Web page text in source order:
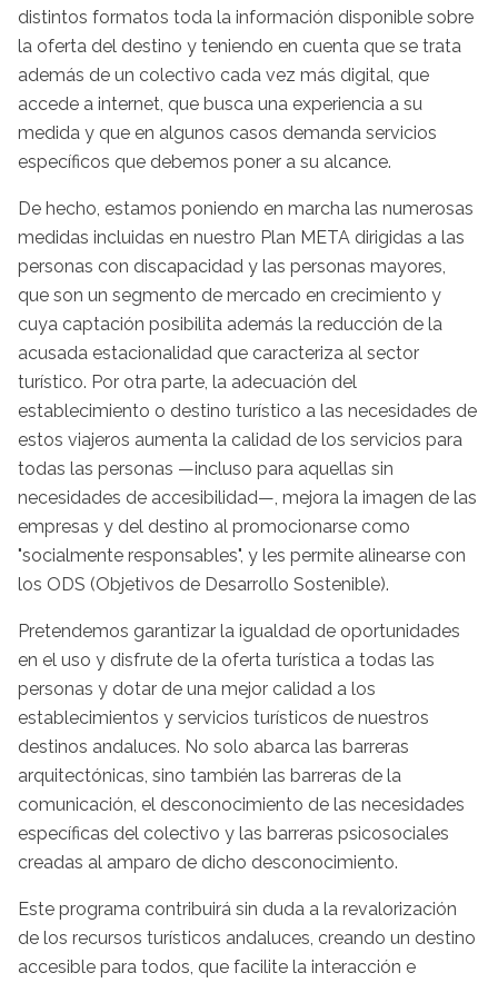
distintos formatos toda la información disponible sobre
la oferta del destino y teniendo en cuenta que se trata
además de un colectivo cada vez más digital, que
accede a internet, que busca una experiencia a su
medida y que en algunos casos demanda servicios
específicos que debemos poner a su alcance.
De hecho, estamos poniendo en marcha las numerosas
medidas incluidas en nuestro Plan META dirigidas a las
personas con discapacidad y las personas mayores,
que son un segmento de mercado en crecimiento y
cuya captación posibilita además la reducción de la
acusada estacionalidad que caracteriza al sector
turístico. Por otra parte, la adecuación del
establecimiento o destino turístico a las necesidades de
estos viajeros aumenta la calidad de los servicios para
todas las personas —incluso para aquellas sin
necesidades de accesibilidad—, mejora la imagen de las
empresas y del destino al promocionarse como
"socialmente responsables", y les permite alinearse con
los ODS (Objetivos de Desarrollo Sostenible).
Pretendemos garantizar la igualdad de oportunidades
en el uso y disfrute de la oferta turística a todas las
personas y dotar de una mejor calidad a los
establecimientos y servicios turísticos de nuestros
destinos andaluces. No solo abarca las barreras
arquitectónicas, sino también las barreras de la
comunicación, el desconocimiento de las necesidades
específicas del colectivo y las barreras psicosociales
creadas al amparo de dicho desconocimiento.
Este programa contribuirá sin duda a la revalorización
de los recursos turísticos andaluces, creando un destino
accesible para todos, que facilite la interacción e